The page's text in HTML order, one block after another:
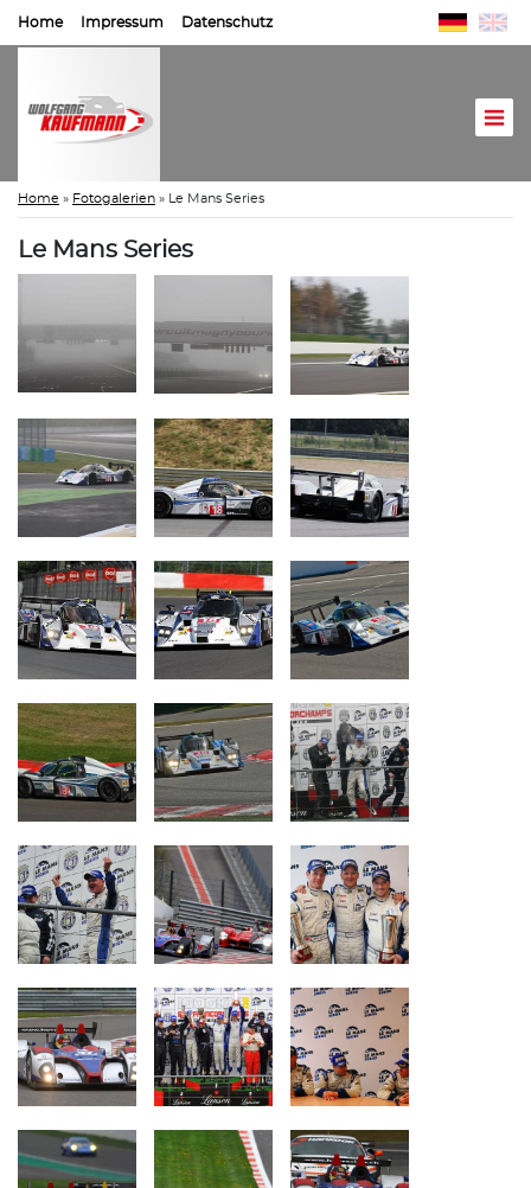
Home Impressum Datenschutz
Home » Fotogalerien » Le Mans Series
Le Mans Series